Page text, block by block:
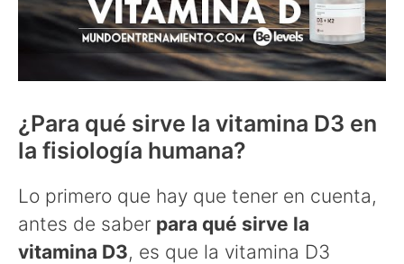
¿Para qué sirve la vitamina D3 en
la fisiología humana?
Lo primero que hay que tener en cuenta,
antes de saber para qué sirve la
vitamina D3, es que la vitamina D3